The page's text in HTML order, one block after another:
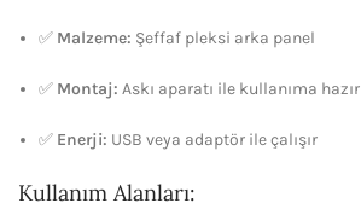
✅ Malzeme: Şeffaf pleksi arka panel
✅ Montaj: Askı aparatı ile kullanıma hazır
✅ Enerji: USB veya adaptör ile çalışır
Kullanım Alanları: